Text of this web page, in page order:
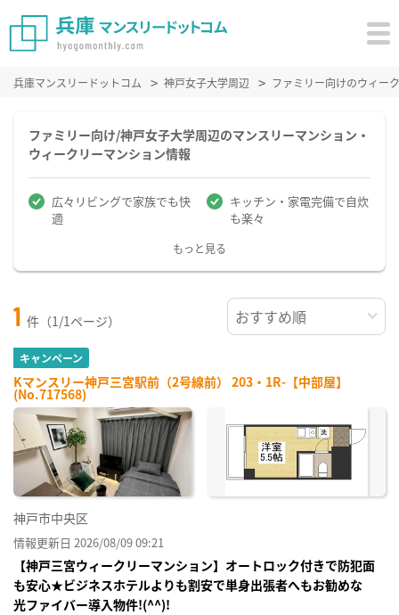
兵庫マンスリードットコム 神戸女子大学周辺 ファミリー向けのウィー
ファミリー向け/神戸女子大学周辺のマンスリーマンション・
ウィークリーマンション情報
広々リビングで家族でも快
適
キッチン・家電完備で自炊
も楽々
もっと見る
1 件（1/1ページ）
キャンペーン
Kマンスリー神戸三宮駅前（2号線前） 203・1R-【中部屋】
(No.717568)
神戸市中央区
情報更新日 2026/08/09 09:21
【神戸三宮ウィークリーマンション】オートロック付きで防犯面
も安心★ビジネスホテルよりも割安で単身出張者へもお勧めな
光ファイバー導入物件!(^^)!